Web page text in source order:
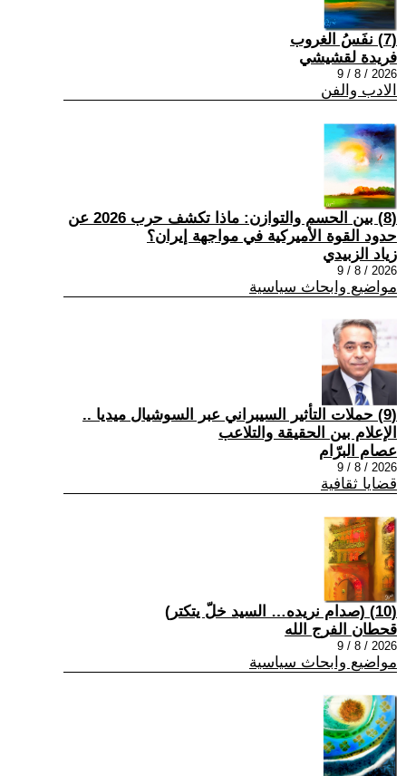
(7) نفَسُ الغروب
فريدة لقشيشي
2026 / 8 / 9
الادب والفن
(8) بين الحسم والتوازن: ماذا تكشف حرب 2026 عن
حدود القوة الأميركية في مواجهة إيران؟
زياد الزبيدي
2026 / 8 / 9
مواضيع وابحاث سياسية
(9) حملات التأثير السيبراني عبر السوشيال ميديا ..
الإعلام بين الحقيقة والتلاعب
عصام البرّام
2026 / 8 / 9
قضايا ثقافية
(10) (صدام نريده… السيد خلّ يتكتر)
قحطان الفرج الله
2026 / 8 / 9
مواضيع وابحاث سياسية